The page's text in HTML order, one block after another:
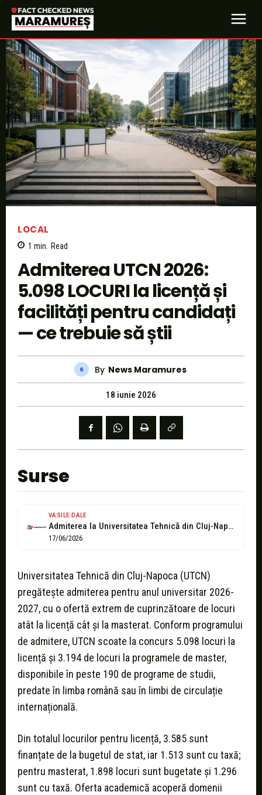
LOCAL
1 min. Read
Admiterea UTCN 2026:
5.098 LOCURI la licență și
facilități pentru candidați
— ce trebuie să știi
By News Maramures
18 iunie 2026
Surse
VASILE DALE
Admiterea la Universitatea Tehnică din Cluj-Napoca 2026 – oferta educațională și facilități...
17/06/2026
Universitatea Tehnică din Cluj-Napoca (UTCN)
pregătește admiterea pentru anul universitar 2026-
2027, cu o ofertă extrem de cuprinzătoare de locuri
atât la licență cât și la masterat. Conform programului
de admitere, UTCN scoate la concurs 5.098 locuri la
licență și 3.194 de locuri la programele de master,
disponibile în peste 190 de programe de studii,
predate în limba română sau în limbi de circulație
internațională.
Din totalul locurilor pentru licență, 3.585 sunt
finanțate de la bugetul de stat, iar 1.513 sunt cu taxă;
pentru masterat, 1.898 locuri sunt bugetate și 1.296
sunt cu taxă. Oferta academică acoperă domenii